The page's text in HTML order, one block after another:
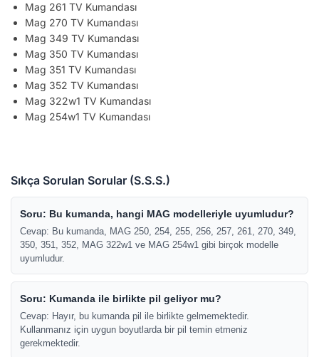
Mag 261 TV Kumandası
Mag 270 TV Kumandası
Mag 349 TV Kumandası
Mag 350 TV Kumandası
Mag 351 TV Kumandası
Mag 352 TV Kumandası
Mag 322w1 TV Kumandası
Mag 254w1 TV Kumandası
Sıkça Sorulan Sorular (S.S.S.)
Soru: Bu kumanda, hangi MAG modelleriyle uyumludur?
Cevap: Bu kumanda, MAG 250, 254, 255, 256, 257, 261, 270, 349,
350, 351, 352, MAG 322w1 ve MAG 254w1 gibi birçok modelle
uyumludur.
Soru: Kumanda ile birlikte pil geliyor mu?
Cevap: Hayır, bu kumanda pil ile birlikte gelmemektedir.
Kullanmanız için uygun boyutlarda bir pil temin etmeniz
gerekmektedir.